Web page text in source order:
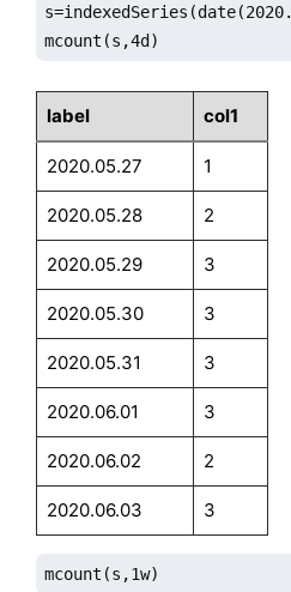
mcount(s,4d)
label col1
2020.05.27 1
2020.05.28 2
2020.05.29 3
2020.05.30 3
2020.05.31 3
2020.06.01 3
2020.06.02 2
2020.06.03 3
mcount(s,1w)